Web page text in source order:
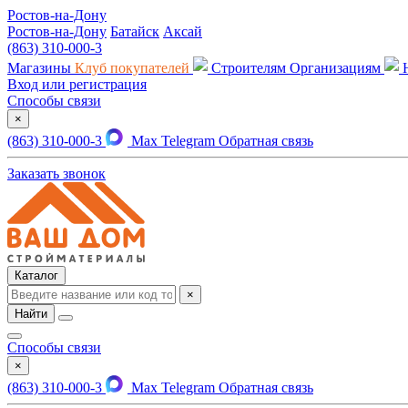
Ростов-на-Дону
Ростов-на-Дону Батайск Аксай
(863) 310-000-3
Магазины Клуб покупателей Строителям Организациям
Вход или регистрация
Способы связи
×
(863) 310-000-3 Max Telegram Обратная связь
Заказать звонок
Каталог
×
Найти
Способы связи
×
(863) 310-000-3 Max Telegram Обратная связь